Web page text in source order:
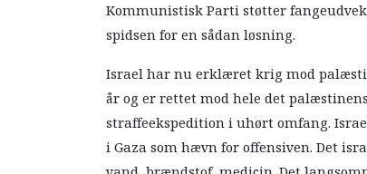
Kommunistisk Parti støtter
spidsen for en sådan løsning.
Israel har nu erklæret krig mod
år og er rettet mod hele det
straffeekspedition i uhørt omfang.
i Gaza som hævn for offensiven. Det